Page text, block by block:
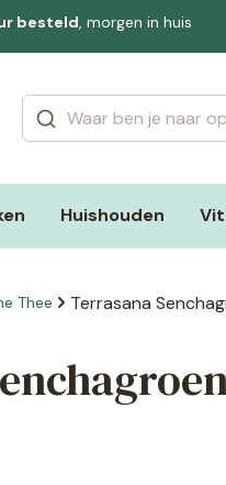
besteld, morgen in huis
Huishouden
Thee Terrasana